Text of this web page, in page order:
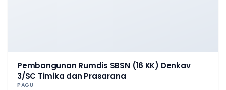
Pembangunan Rumdis SBSN (16 KK) Denkav
3/SC Timika dan Prasarana
PAGU